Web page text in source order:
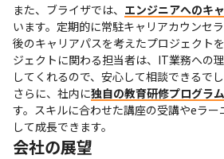
また、ブライザでは、 エンジニアへのキ
います。定期的に常駐キャリアカウンセ
後のキャリアパスを考えたプロジェクト
ジェクトに関わる担当者は、IT業務への
してくれるので、安心して相談できるでし
さらに、社内に独自の教育研修プログラ
す。スキルに合わせた講座の受講やeラ
して成長できます。
会社の展望